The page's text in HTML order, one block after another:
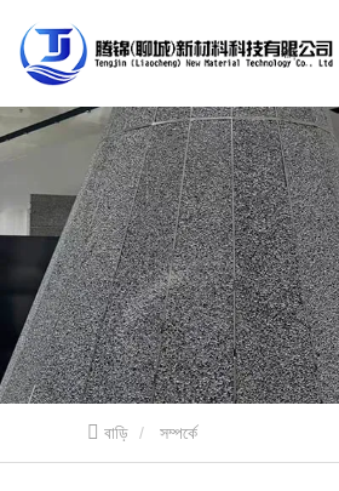
বাড়ি
বাড়ি সম্পর্কে